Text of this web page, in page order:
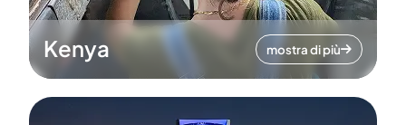
Kenya mostra di più